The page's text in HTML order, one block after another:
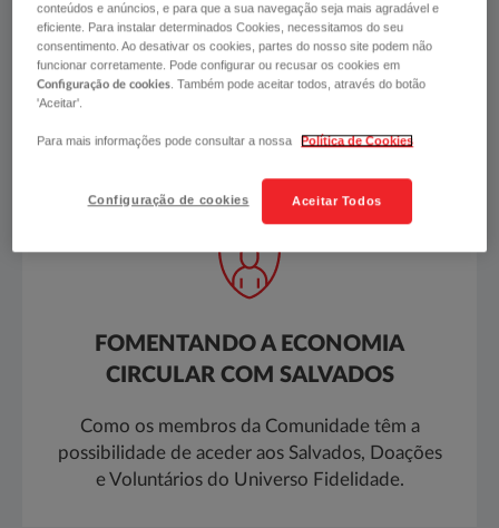
organizações que connosco se relacionam tornam-
se parte da nossa comunidade - a Comunidade
Fidelidade.
Como aprofundamos relações?
FOMENTANDO A ECONOMIA
CIRCULAR COM SALVADOS
Como os membros da Comunidade têm a
possibilidade de aceder aos Salvados, Doações
e Voluntários do Universo Fidelidade.
conteúdos e anúncios, e para que a sua navegação seja mais agradável e
eficiente. Para instalar determinados Cookies, necessitamos do seu
consentimento. Ao desativar os cookies, partes do nosso site podem não
funcionar corretamente. Pode configurar ou recusar os cookies em
Configuração de cookies. Também pode aceitar todos, através do botão
'Aceitar'.
Para mais informações pode consultar a nossa Política de Cookies
Aceitar Todos
Configuração de cookies